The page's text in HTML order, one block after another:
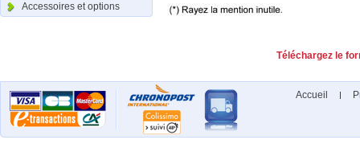
Accessoires et options
Téléchargez le
Accueil